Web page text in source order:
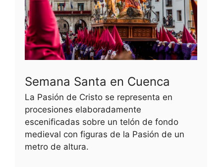
Semana Santa en Cuenca
La Pasión de Cristo se representa en
procesiones elaboradamente
escenificadas sobre un telón de fondo
medieval con figuras de la Pasión de un
metro de altura.